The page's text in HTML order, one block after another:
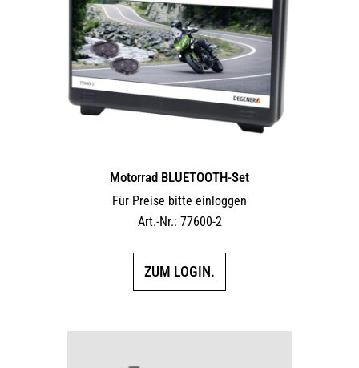
Motorrad BLUETOOTH-Set
Für Preise bitte einloggen
Art.-Nr.: 77600-2
ZUM LOGIN.